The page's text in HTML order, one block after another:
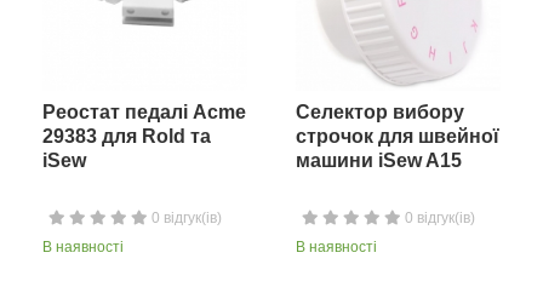
Реостат педалі Acme
29383 для Rold та
iSew
0 відгук(ів)
В наявності
Селектор вибору
строчок для швейної
машини iSew A15
0 відгук(ів)
В наявності